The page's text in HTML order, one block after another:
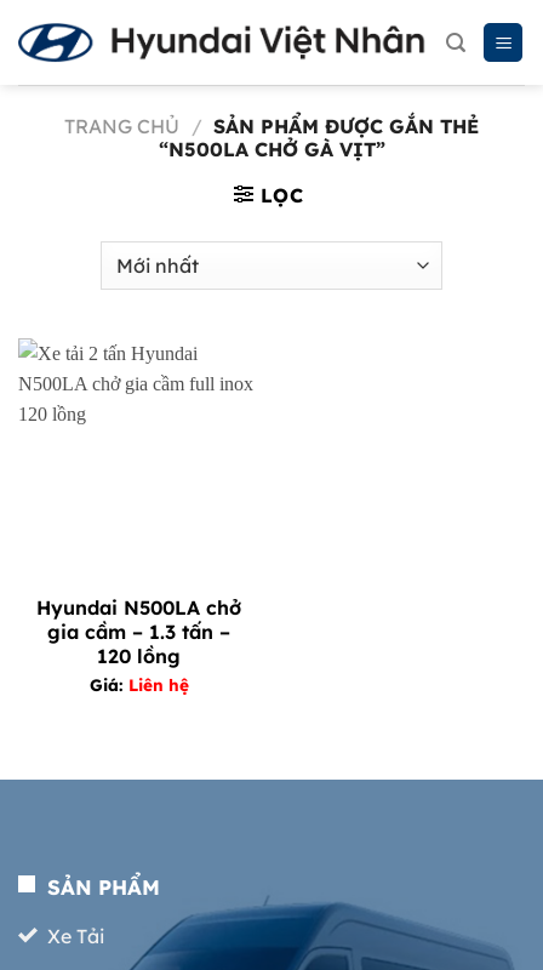
đến
TRANG CHỦ / SẢN PHẨM ĐƯỢC GẮN THẺ
“N500LA CHỞ GÀ VỊT”
LỌC
Hyundai N500LA chở
gia cầm – 1.3 tấn –
120 lồng
Giá: Liên hệ
SẢN PHẨM
Xe Tải